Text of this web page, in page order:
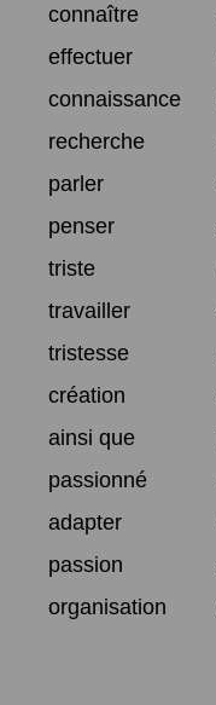
connaître
effectuer
connaissance
recherche
parler
penser
triste
travailler
tristesse
création
ainsi que
passionné
adapter
passion
organisation